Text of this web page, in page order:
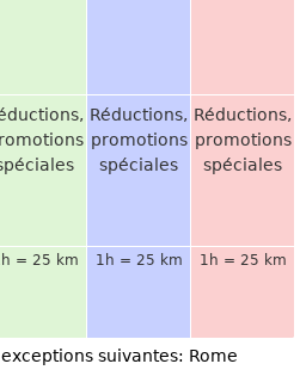
Réductions,
promotions
spéciales
Réductions,
promotions
spéciales
= 25 km 1h = 25 km 1h = 25 km
suivantes: Rome